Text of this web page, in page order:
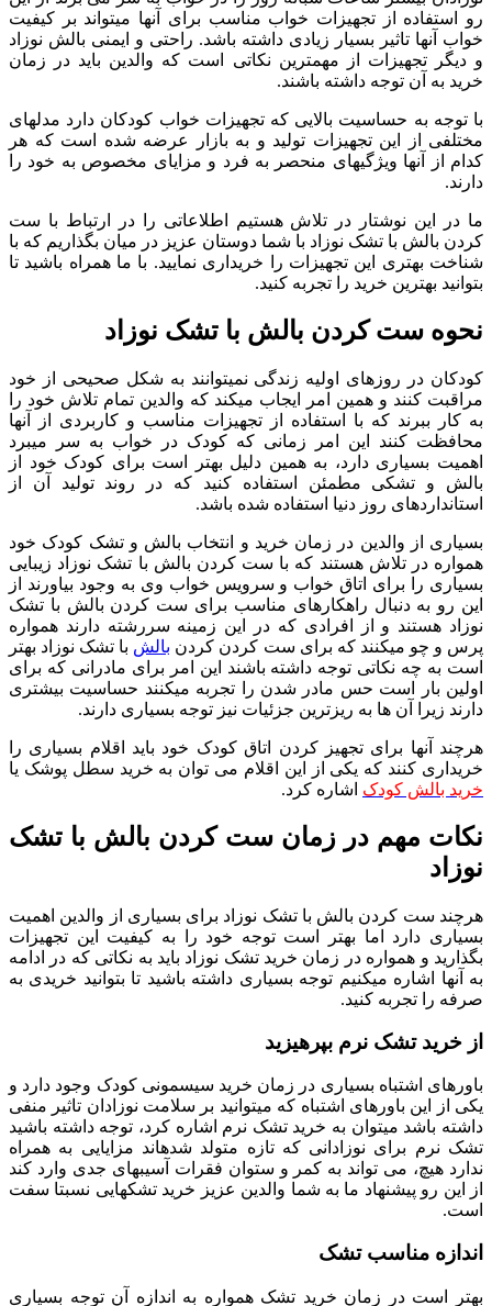
رو استفاده از تجهیزات خواب مناسب برای آن­ها می­تواند بر کیفیت
خواب آن­ها تاثیر بسیار زیادی داشته باشد. راحتی و ایمنی بالش نوزاد
و دیگر تجهیزات از مهم­ترین نکاتی است که والدین باید در زمان
خرید به آن توجه داشته باشند.
با توجه به حساسیت بالایی که تجهیزات خواب کودکان دارد مدل­های
مختلفی از این تجهیزات تولید و به بازار عرضه شده است که هر
کدام از آن­ها ویژگی­های منحصر به فرد و مزایای مخصوص به خود را
دارند.
ما در این نوشتار در تلاش هستیم اطلاعاتی را در ارتباط با ست
کردن بالش با تشک نوزاد با شما دوستان عزیز در میان بگذاریم که با
شناخت بهتری این تجهیزات را خریداری نمایید. با ما همراه باشید تا
بتوانید بهترین خرید را تجربه کنید.
نحوه ست کردن بالش با تشک نوزاد
کودکان در روزهای اولیه زندگی نمی­توانند به شکل صحیحی از خود
مراقبت کنند و همین امر ایجاب می­کند که والدین تمام تلاش خود را
به کار ببرند که با استفاده از تجهیزات مناسب و کاربردی از آن­ها
محافظت کنند این امر زمانی که کودک در خواب به سر می­برد
اهمیت بسیاری دارد، به همین دلیل بهتر است برای کودک خود از
بالش و تشکی مطمئن استفاده کنید که در روند تولید آن از
استانداردهای روز دنیا استفاده شده باشد.
بسیاری از والدین در زمان خرید و انتخاب بالش و تشک کودک خود
همواره در تلاش هستند که با ست کردن بالش با تشک نوزاد زیبایی
بسیاری را برای اتاق خواب و سرویس خواب وی به وجود بیاورند از
این رو به دنبال راهکارهای مناسب برای ست کردن بالش با تشک
نوزاد هستند و از افرادی که در این زمینه سررشته دارند همواره
پرس و چو می­کنند که برای ست کردن کردن بالش با تشک نوزاد بهتر
است به چه نکاتی توجه داشته باشند این امر برای مادرانی که برای
اولین بار است حس مادر شدن را تجربه می­کنند حساسیت بیشتری
دارند زیرا آن ها به ریزترین جزئیات نیز توجه بسیاری دارند.
هرچند آن­ها برای تجهیز کردن اتاق کودک خود باید اقلام بسیاری را
خریداری کنند که یکی از این اقلام می توان به خرید سطل پوشک یا
خرید بالش کودک اشاره کرد.
نکات مهم در زمان ست کردن بالش با تشک
نوزاد
هرچند ست کردن بالش با تشک نوزاد برای بسیاری از والدین اهمیت
بسیاری دارد اما بهتر است توجه خود را به کیفیت این تجهیزات
بگذارید و همواره در زمان خرید تشک نوزاد باید به نکاتی که در ادامه
به آن­ها اشاره می­کنیم توجه بسیاری داشته باشید تا بتوانید خریدی به
صرفه را تجربه کنید.
از خرید تشک نرم بپرهیزید
باورهای اشتباه بسیاری در زمان خرید سیسمونی کودک وجود دارد و
یکی از این باورهای اشتباه که می­توانید بر سلامت نوزادان تاثیر منفی
داشته باشد می­توان به خرید تشک نرم اشاره کرد، توجه داشته باشید
تشک نرم برای نوزادانی که تازه متولد شده­اند مزایایی به همراه
ندارد هیچ، می تواند به کمر و ستوان فقرات آسیب­های جدی وارد کند
از این رو پیشنهاد ما به شما والدین عزیز خرید تشک­هایی نسبتا سفت
است.
اندازه مناسب تشک
بهتر است در زمان خرید تشک همواره به اندازه آن توجه بسیاری